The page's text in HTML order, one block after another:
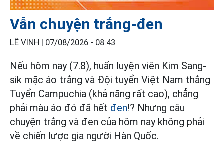
Vẫn chuyện trắng-đen
LÊ VINH | 07/08/2026 - 08:43
Nếu hôm nay (7.8), huấn luyện viên Kim Sang-
sik mặc áo trắng và Đội tuyển Việt Nam thắng
Tuyển Campuchia (khả năng rất cao), chẳng
phải màu áo đó đã hết đen!? Nhưng câu
chuyện trắng và đen của hôm nay không phải
về chiến lược gia người Hàn Quốc.